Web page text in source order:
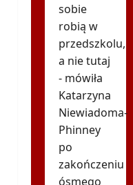
sobie
robią w
przedszkolu,
a nie tutaj
- mówiła
Katarzyna
Niewiadoma-
Phinney
po
zakończeniu
ósmego